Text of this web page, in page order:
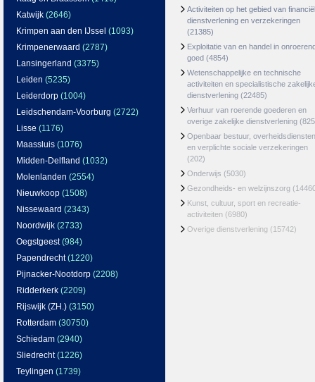
Katwijk (2646)
Krimpen aan den IJssel (1093)
Krimpenerwaard (2787)
Lansingerland (3375)
Leiden (5235)
Leiderdorp (1004)
Leidschendam-Voorburg (2722)
Lisse (1176)
Maassluis (1076)
Midden-Delfland (1032)
Molenlanden (2554)
Nieuwkoop (1508)
Nissewaard (2343)
Noordwijk (2733)
Oegstgeest(984)
Papendrecht(1220)
Pijnacker-Nootdorp (2208)
Ridderkerk (2209)
Rijswijk (ZH.) (3150)
Rotterdam (30750)
Schiedam (2940)
Sliedrecht(1226)
Teylingen (1739)
Activiteiten op het gebied van
dienstverlening en verzekeringen
(21385)
Exploitatie van en handel in
goed (4854)
Wetenschappelijke en technische
activiteiten en specialistische
dienstverlening (22485)
Verhuur van roerende goederen en
overige zakelijke dienstverlening
Openbaar bestuur, overheidsdiensten
en verplichte sociale verzekeringen
(202)
Onderwijs (5030)
Gezondheids- en welzijnszorg
Kunst, cultuur, sport en recreatie-
activiteiten (6980)
Overige dienstverlening (15742)